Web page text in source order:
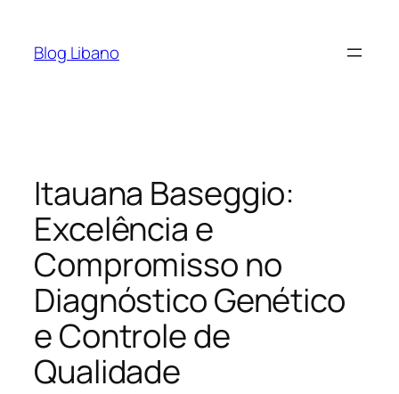
Blog Libano
Itauana Baseggio:
Excelência e
Compromisso no
Diagnóstico Genético
e Controle de
Qualidade